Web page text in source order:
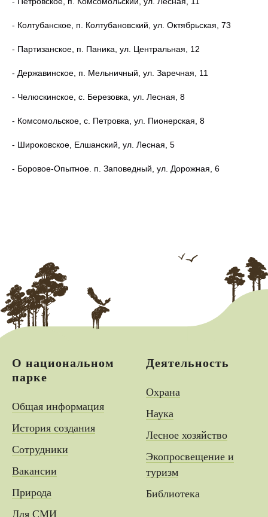
- Колтубанское, п. Колтубановский, ул. Октябрьская, 73
- Партизанское, п. Паника, ул. Центральная, 12
- Державинское, п. Мельничный, ул. Заречная, 11
- Челюскинское, с. Березовка, ул. Лесная, 8
- Комсомольское, с. Петровка, ул. Пионерская, 8
- Широковское, Елшанский, ул. Лесная, 5
- Боровое-Опытное. п. Заповедный, ул. Дорожная, 6
О национальном
парке
Общая информация
История создания
Сотрудники
Вакансии
Природа
Для СМИ
Деятельность
Охрана
Наука
Лесное хозяйство
Экопросвещение и
туризм
Библиотека